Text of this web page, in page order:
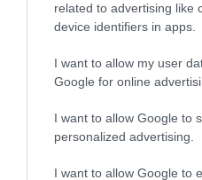
related to advertising like
device identifiers in apps.
I want to allow my user
Google for online
I want to allow Google to
personalized advertising.
I want to allow Google to
Legfrissebb híreink